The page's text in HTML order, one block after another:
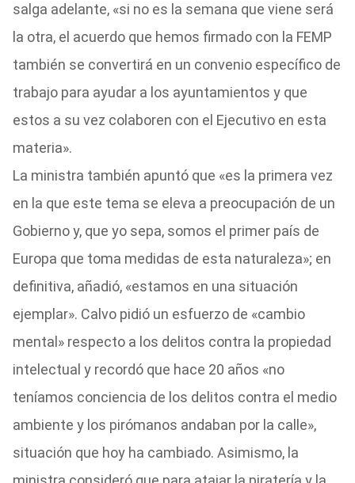
salga adelante, «si no es la semana que viene será
la otra, el acuerdo que hemos firmado con la FEMP
también se convertirá en un convenio específico de
trabajo para ayudar a los ayuntamientos y que
estos a su vez colaboren con el Ejecutivo en esta
materia».
La ministra también apuntó que «es la primera vez
en la que este tema se eleva a preocupación de un
Gobierno y, que yo sepa, somos el primer país de
Europa que toma medidas de esta naturaleza»; en
definitiva, añadió, «estamos en una situación
ejemplar». Calvo pidió un esfuerzo de «cambio
mental» respecto a los delitos contra la propiedad
intelectual y recordó que hace 20 años «no
teníamos conciencia de los delitos contra el medio
ambiente y los pirómanos andaban por la calle»,
situación que hoy ha cambiado. Asimismo, la